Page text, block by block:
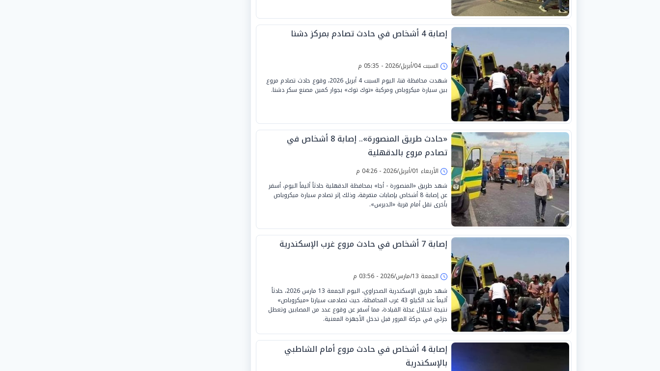
إصابة 4 أشخاص في حادث تصادم بمركز دشنا
السبت 04/أبريل/2026 - 05:35 م
شهدت محافظة قنا، اليوم السبت 4 أبريل 2026، وقوع حادث تصادم مروع
بين سيارة ميكروباص ومركبة «توك توك» بجوار كمين مصنع سكر دشنا.
«حادث طريق المنصورة».. إصابة 8 أشخاص في
تصادم مروع بالدقهلية
الأربعاء 01/أبريل/2026 - 04:26 م
شهد طريق «المنصورة - أجا» بمحافظة الدقهلية حادثاً أليماً اليوم، أسفر
عن إصابة 8 أشخاص بإصابات متفرقة، وذلك إثر تصادم سيارة ميكروباص
بأخرى نقل أمام قرية «الديرس».
إصابة 7 أشخاص في حادث مروع غرب الإسكندرية
الجمعة 13/مارس/2026 - 03:56 م
شهد طريق الإسكندرية الصحراوي، اليوم الجمعة 13 مارس 2026، حادثاً
أليماً عند الكيلو 43 غرب المحافظة، حيث تصادمت سيارتا «ميكروباص»
نتيجة اختلال عجلة القيادة، مما أسفر عن وقوع عدد من المصابين وتعطل
جزئي في حركة المرور قبل تدخل الأجهزة المعنية.
إصابة 4 أشخاص في حادث مروع أمام الشاطبي
بالإسكندرية